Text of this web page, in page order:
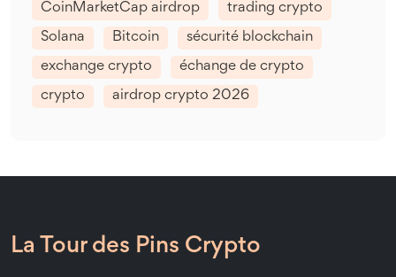
CoinMarketCap airdrop trading crypto
Solana Bitcoin sécurité blockchain
exchange crypto échange de crypto
crypto airdrop crypto 2026
La Tour des Pins Crypto